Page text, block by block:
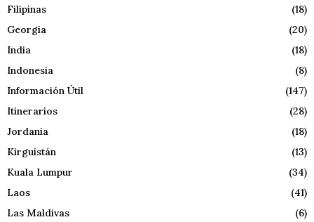
Filipinas
(18)
Georgia
(20)
India
(18)
Indonesia
(8)
Información Útil
(147)
Itinerarios
(28)
Jordania
(18)
Kirguistán
(13)
Kuala Lumpur
(34)
Laos
(41)
Las Maldivas
(6)